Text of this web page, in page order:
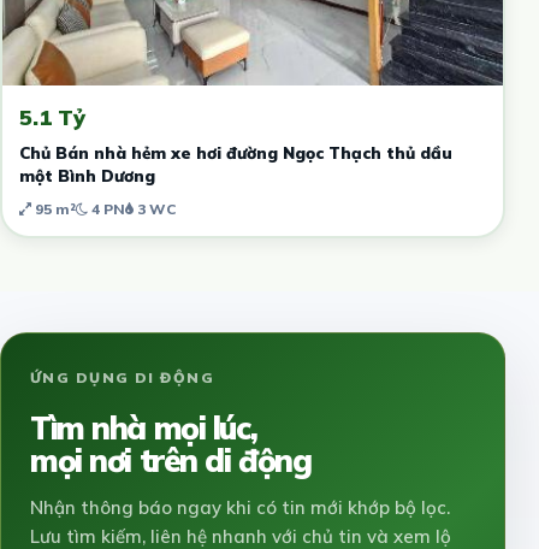
5.1 Tỷ
Chủ Bán nhà hẻm xe hơi đường Ngọc Thạch thủ dầu
một Bình Dương
95 m² 4 PN 3 WC
ỨNG DỤNG DI ĐỘNG
Tìm nhà mọi lúc,
mọi nơi trên di động
Nhận thông báo ngay khi có tin mới khớp bộ lọc.
Lưu tìm kiếm, liên hệ nhanh với chủ tin và xem lộ